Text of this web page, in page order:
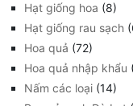
Hạt giống hoa (8)
Hạt giống rau sạch
Hoa quả (72)
Hoa quả nhập khẩu
Nấm các loại (14)